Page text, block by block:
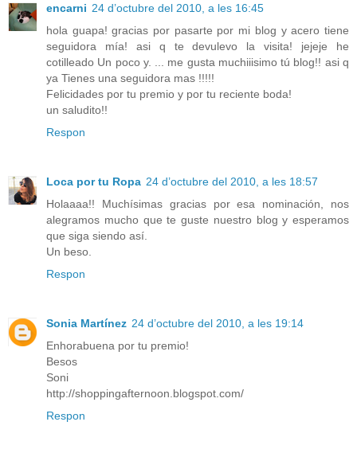
encarni 24 d’octubre del 2010, a les 16:45
hola guapa! gracias por pasarte por mi blog y acero tiene
seguidora mía! asi q te devulevo la visita! jejeje he
cotilleado Un poco y. ... me gusta muchiiisimo tú blog!! asi q
ya Tienes una seguidora mas !!!!!
Felicidades por tu premio y por tu reciente boda!
un saludito!!
Respon
Loca por tu Ropa 24 d’octubre del 2010, a les 18:57
Holaaaa!! Muchísimas gracias por esa nominación, nos
alegramos mucho que te guste nuestro blog y esperamos
que siga siendo así.
Un beso.
Respon
Sonia Martínez 24 d’octubre del 2010, a les 19:14
Enhorabuena por tu premio!
Besos
Soni
http://shoppingafternoon.blogspot.com/
Respon